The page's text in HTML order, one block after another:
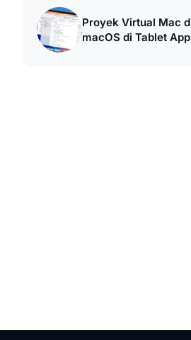
Proyek Virtual Mac
macOS di Tablet